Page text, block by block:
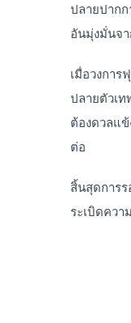
ปลายปาก
อันมุ่งมั่นจา
เมื่อวงกา
ปลายตัวเ
ต้องดวลแ
ต่อ
สิ้นสุดการ
ระเบิดคว